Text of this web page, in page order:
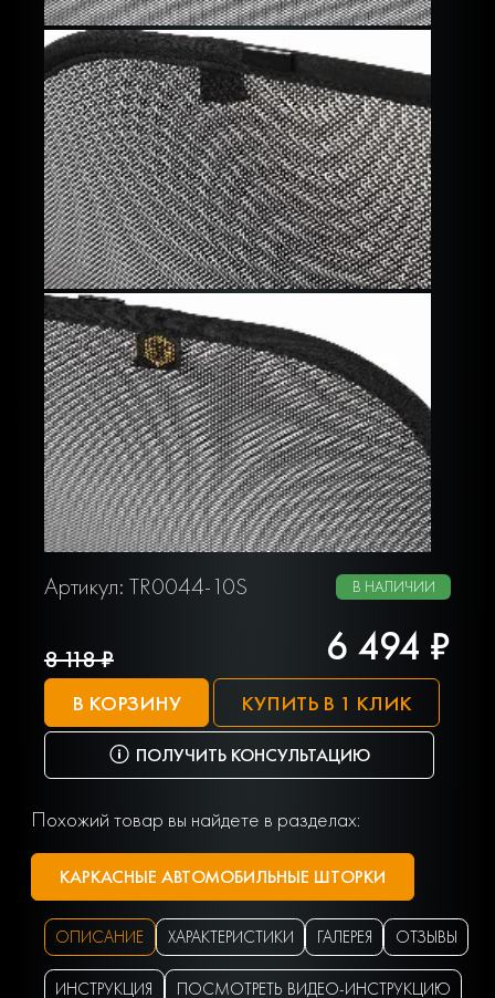
Артикул: TR0044-10S В НАЛИЧИИ
8 118 ₽ 6 494 ₽
В КОРЗИНУ КУПИТЬ В 1 КЛИК
ПОЛУЧИТЬ КОНСУЛЬТАЦИЮ
Похожий товар вы найдете в разделах:
КАРКАСНЫЕ АВТОМОБИЛЬНЫЕ ШТОРКИ
ОПИСАНИЕ ХАРАКТЕРИСТИКИ ГАЛЕРЕЯ ОТЗЫВЫ
ИНСТРУКЦИЯ ПОСМОТРЕТЬ ВИДЕО-ИНСТРУКЦИЮ